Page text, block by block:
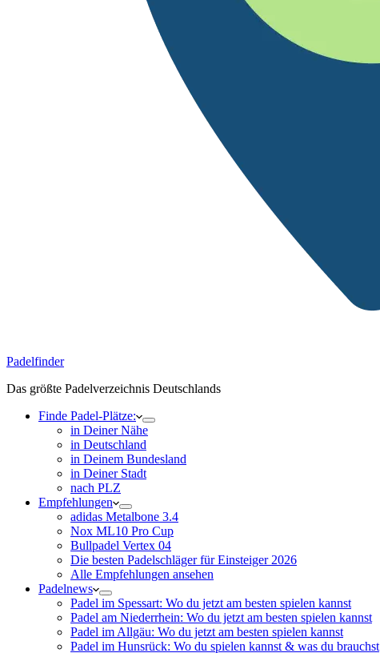
Padelfinder
Das größte Padelverzeichnis Deutschlands
Finde Padel-Plätze:
in Deiner Nähe
in Deutschland
in Deinem Bundesland
in Deiner Stadt
nach PLZ
Empfehlungen
adidas Metalbone 3.4
Nox ML10 Pro Cup
Bullpadel Vertex 04
Die besten Padelschläger für Einsteiger 2026
Alle Empfehlungen ansehen
Padelnews
Padel im Spessart: Wo du jetzt am besten spielen kannst
Padel am Niederrhein: Wo du jetzt am besten spielen kannst
Padel im Allgäu: Wo du jetzt am besten spielen kannst
Padel im Hunsrück: Wo du spielen kannst & was du brauchst